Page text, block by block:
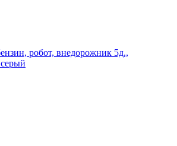
робот, внедорожник 5д.,